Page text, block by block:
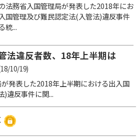
法務省入国管理局が発表した2018年にお
国管理及び難民認定法(入管法)違反事件
統...
法違反者数、18年上半期は
10/19)
発表した2018年上半期における出入国
)違反事件に関...